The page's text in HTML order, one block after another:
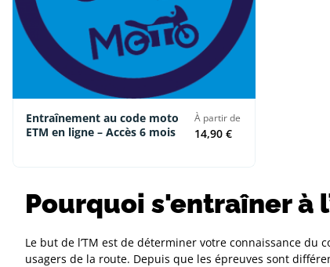
Entraînement au code moto
ETM en ligne – Accès 6 mois
À partir de
14,90 €
Pourquoi s'entraîner à
Le but de l’TM est de déterminer votre connaissance du
usagers de la route. Depuis que les épreuves sont